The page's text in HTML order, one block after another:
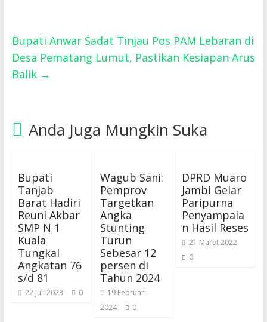
Bupati Anwar Sadat Tinjau Pos PAM Lebaran di
Desa Pematang Lumut, Pastikan Kesiapan Arus
Balik →
Anda Juga Mungkin Suka
Bupati
Tanjab
Barat Hadiri
Reuni Akbar
SMP N 1
Kuala
Tungkal
Angkatan 76
s/d 81
22 Juli 2023 0
Wagub Sani:
Pemprov
Targetkan
Angka
Stunting
Turun
Sebesar 12
persen di
Tahun 2024
19 Februari
2024
0
DPRD Muaro
Jambi Gelar
Paripurna
Penyampaia
n Hasil Reses
21 Maret 2022
0